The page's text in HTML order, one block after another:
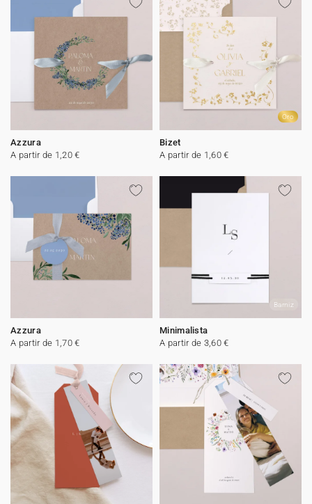
Azzura
A partir de 1,20 €
Oro
Bizet
A partir de 1,60 €
Azzura
A partir de 1,70 €
Barniz
Minimalista
A partir de 3,60 €